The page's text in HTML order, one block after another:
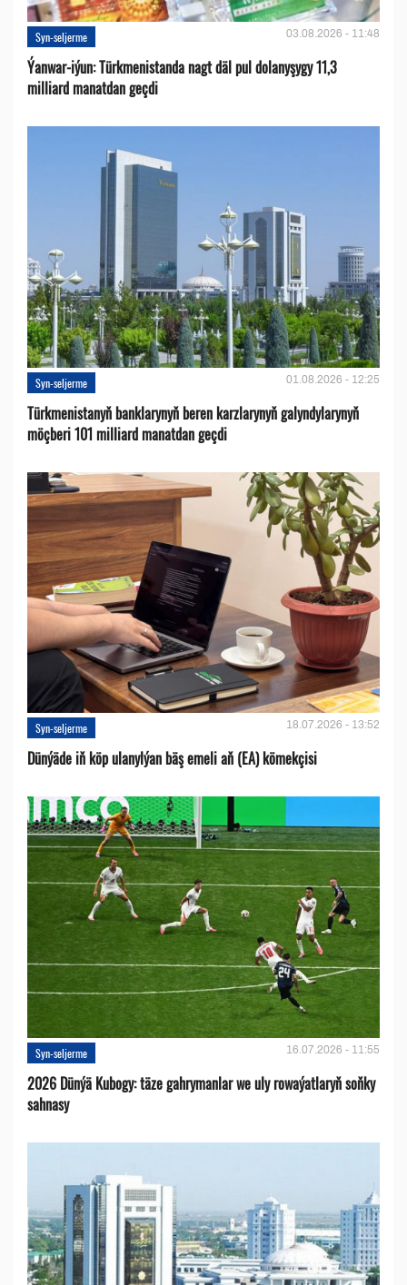
Syn-seljerme 03.08.2026 - 11:48
Ýanwar-iýun: Türkmenistanda nagt däl pul dolanyşygy 11,3
milliard manatdan geçdi
Syn-seljerme 01.08.2026 - 12:25
Türkmenistanyň banklarynyň beren karzlarynyň galyndylarynyň
möçberi 101 milliard manatdan geçdi
Syn-seljerme 18.07.2026 - 13:52
Dünýäde iň köp ulanylýan bäş emeli aň (EA) kömekçisi
Syn-seljerme 16.07.2026 - 11:55
2026 Dünýä Kubogy: täze gahrymanlar we uly rowaýatlaryň soňky
sahnasy